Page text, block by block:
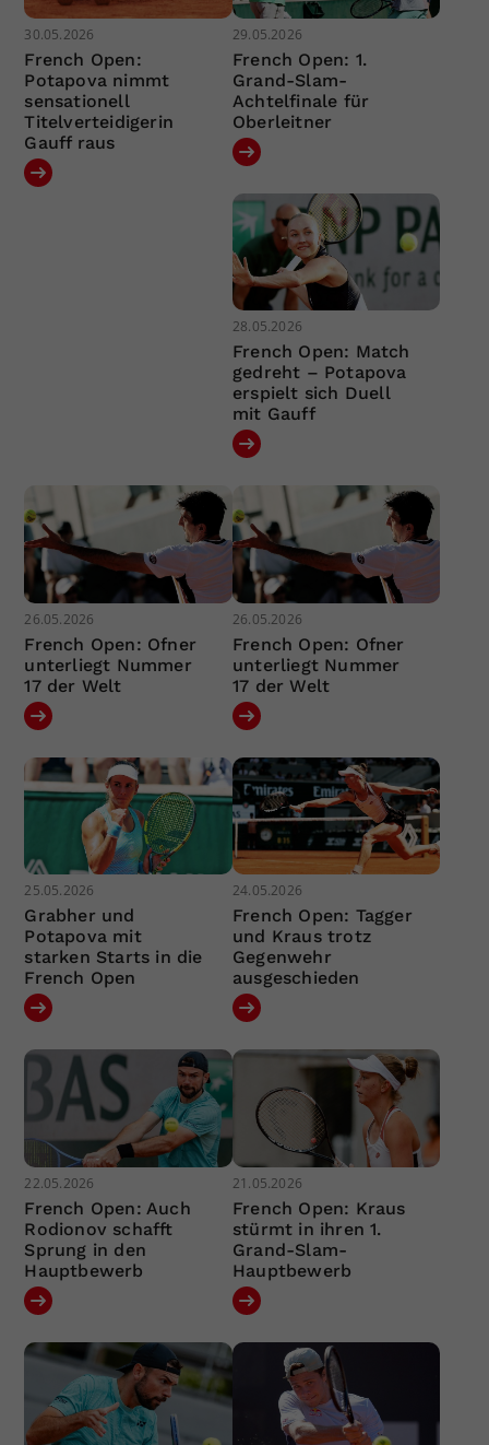
30.05.2026
French Open:
Potapova nimmt
sensationell
Titelverteidigerin
Gauff raus
29.05.2026
French Open: 1.
Grand-Slam-
Achtelfinale für
Oberleitner
28.05.2026
French Open: Match
gedreht – Potapova
erspielt sich Duell
mit Gauff
26.05.2026
French Open: Ofner
unterliegt Nummer
17 der Welt
26.05.2026
French Open: Ofner
unterliegt Nummer
17 der Welt
25.05.2026
Grabher und
Potapova mit
starken Starts in die
French Open
24.05.2026
French Open: Tagger
und Kraus trotz
Gegenwehr
ausgeschieden
22.05.2026
French Open: Auch
Rodionov schafft
Sprung in den
Hauptbewerb
21.05.2026
French Open: Kraus
stürmt in ihren 1.
Grand-Slam-
Hauptbewerb